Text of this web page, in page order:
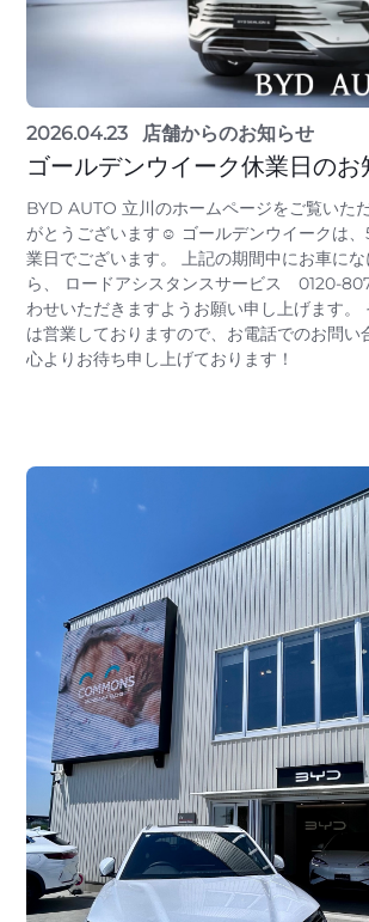
2026.04.23 店舗からのお知らせ
ゴールデンウイーク休業日のお
BYD AUTO 立川のホームページをご覧いた
がとうございます☺ ゴールデンウイークは
業日でございます。 上記の期間中にお車に
ら、 ロードアシスタンスサービス 0120-
わせいただきますようお願い申し上げます。
は営業しておりますので、お電話でのお問い
心よりお待ち申し上げております！